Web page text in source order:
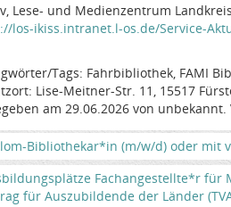
Lese- und Medienzentrum
los-ikiss.intranet.l-os.de/Service-
Tags: Fahrbibliothek, FAMI
Lise-Meitner-Str. 11, 15517
am 29.06.2026 von
Bibliothekar*in (m/w/d) oder mit
Fachangestellte*r für
für Auszubildende der Länder